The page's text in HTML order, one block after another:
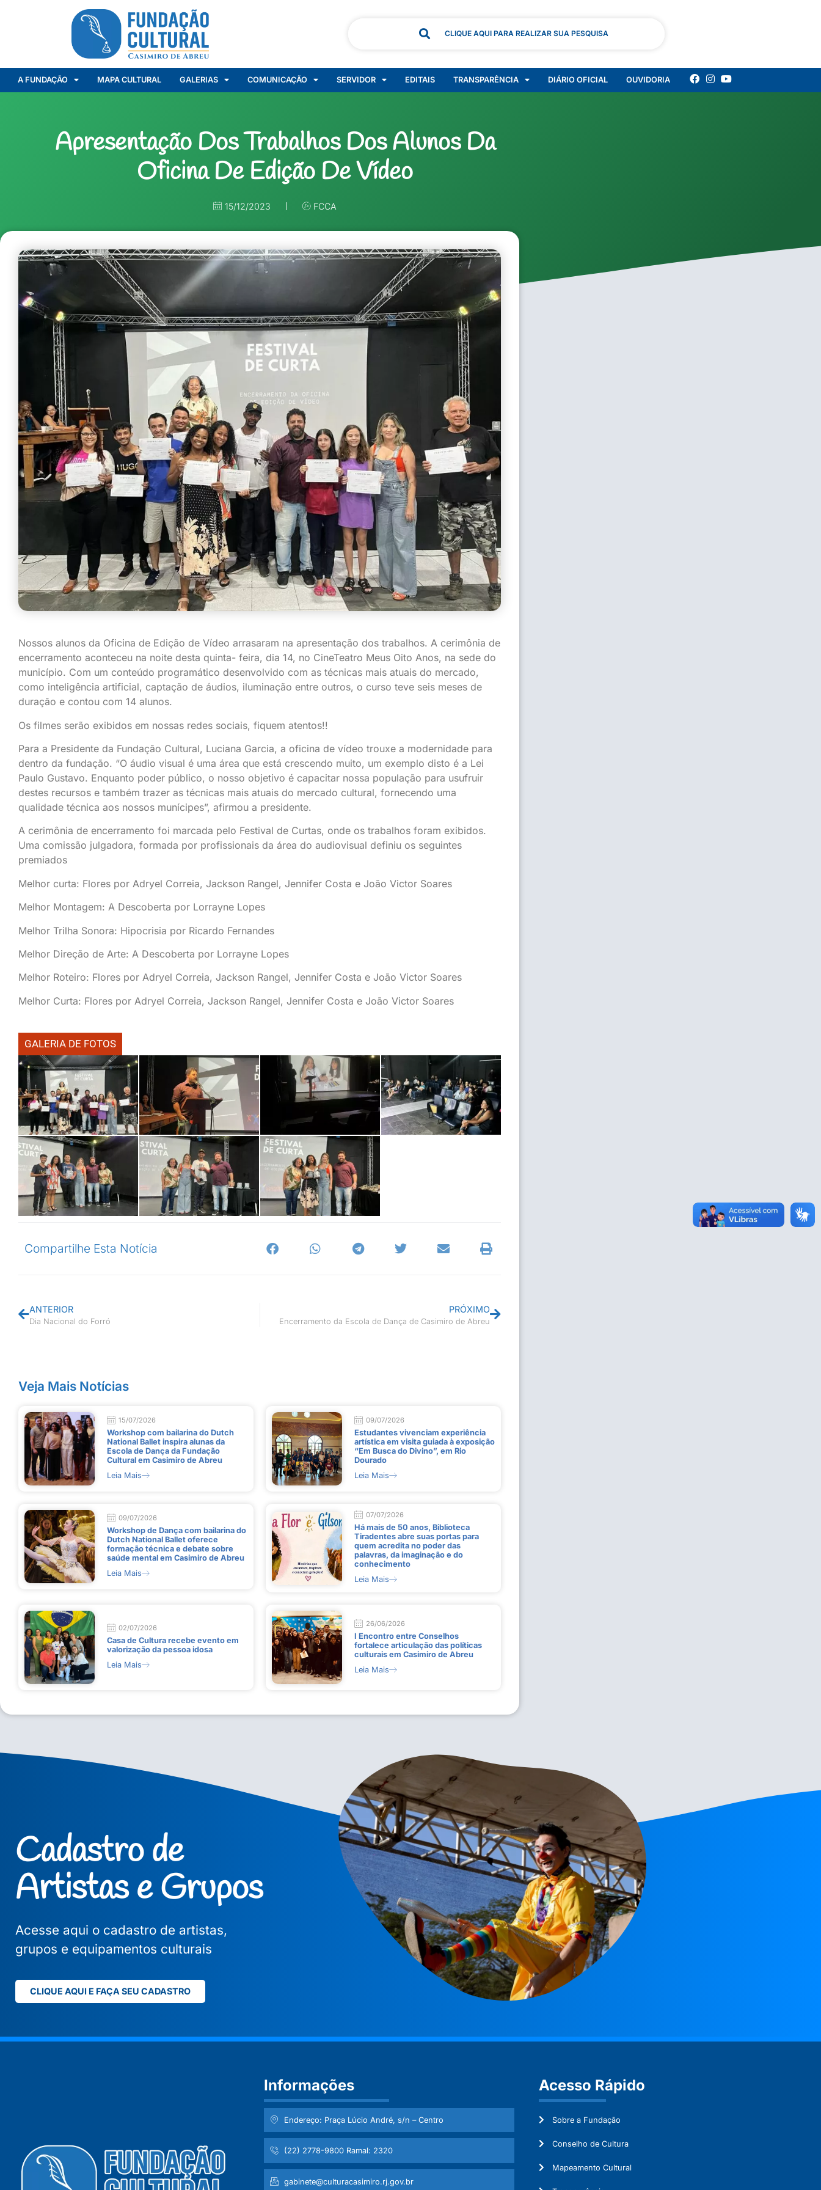
CLIQUE AQUI PARA REALIZAR SUA PESQUISA
A FUNDAÇÃO MAPA CULTURAL GALERIAS COMUNICAÇÃO SERVIDOR EDITAIS TRANSPARÊNCIA DIÁRIO OFICIAL OUVIDORIA
Apresentação Dos Trabalhos Dos Alunos Da
Oficina De Edição De Vídeo
15/12/2023 FCCA
Nossos alunos da Oficina de Edição de Vídeo arrasaram na apresentação dos trabalhos. A cerimônia de
encerramento aconteceu na noite desta quinta- feira, dia 14, no CineTeatro Meus Oito Anos, na sede do
município. Com um conteúdo programático desenvolvido com as técnicas mais atuais do mercado,
como inteligência artificial, captação de áudios, iluminação entre outros, o curso teve seis meses de
duração e contou com 14 alunos.
Os filmes serão exibidos em nossas redes sociais, fiquem atentos!!
Para a Presidente da Fundação Cultural, Luciana Garcia, a oficina de vídeo trouxe a modernidade para
dentro da fundação. “O áudio visual é uma área que está crescendo muito, um exemplo disto é a Lei
Paulo Gustavo. Enquanto poder público, o nosso objetivo é capacitar nossa população para usufruir
destes recursos e também trazer as técnicas mais atuais do mercado cultural, fornecendo uma
qualidade técnica aos nossos munícipes”, afirmou a presidente.
A cerimônia de encerramento foi marcada pelo Festival de Curtas, onde os trabalhos foram exibidos.
Uma comissão julgadora, formada por profissionais da área do audiovisual definiu os seguintes
premiados
Melhor curta: Flores por Adryel Correia, Jackson Rangel, Jennifer Costa e João Victor Soares
Melhor Montagem: A Descoberta por Lorrayne Lopes
Melhor Trilha Sonora: Hipocrisia por Ricardo Fernandes
Melhor Direção de Arte: A Descoberta por Lorrayne Lopes
Melhor Roteiro: Flores por Adryel Correia, Jackson Rangel, Jennifer Costa e João Victor Soares
Melhor Curta: Flores por Adryel Correia, Jackson Rangel, Jennifer Costa e João Victor Soares
GALERIA DE FOTOS
Compartilhe Esta Notícia
ANTERIOR
Dia Nacional do Forró
PRÓXIMO
Encerramento da Escola de Dança de Casimiro de Abreu
Veja Mais Notícias
15/07/2026
Workshop com bailarina do Dutch
National Ballet inspira alunas da
Escola de Dança da Fundação
Cultural em Casimiro de Abreu
Leia Mais
09/07/2026
Estudantes vivenciam experiência
artística em visita guiada à exposição
“Em Busca do Divino”, em Rio
Dourado
Leia Mais
09/07/2026
Workshop de Dança com bailarina do
Dutch National Ballet oferece
formação técnica e debate sobre
saúde mental em Casimiro de Abreu
Leia Mais
07/07/2026
Há mais de 50 anos, Biblioteca
Tiradentes abre suas portas para
quem acredita no poder das
palavras, da imaginação e do
conhecimento
Leia Mais
02/07/2026
Casa de Cultura recebe evento em
valorização da pessoa idosa
Leia Mais
26/06/2026
I Encontro entre Conselhos
fortalece articulação das políticas
culturais em Casimiro de Abreu
Leia Mais
Cadastro de
Artistas e Grupos
Acesse aqui o cadastro de artistas,
grupos e equipamentos culturais
CLIQUE AQUI E FAÇA SEU CADASTRO
Informações
Endereço: Praça Lúcio André, s/n – Centro
(22) 2778-9800 Ramal: 2320
gabinete@culturacasimiro.rj.gov.br
Acesso Rápido
Sobre a Fundação
Conselho de Cultura
Mapeamento Cultural